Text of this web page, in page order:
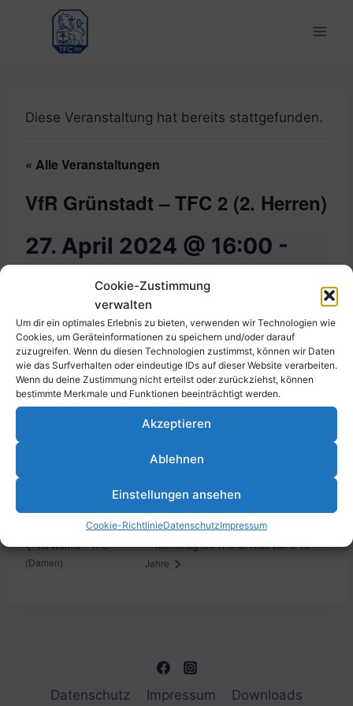
Cookie-Zustimmung
verwalten
Um dir ein optimales Erlebnis zu bieten, verwenden wir Technologien wie
Cookies, um Geräteinformationen zu speichern und/oder darauf
zuzugreifen. Wenn du diesen Technologien zustimmst, können wir Daten
wie das Surfverhalten oder eindeutige IDs auf dieser Website verarbeiten.
Wenn du deine Zustimmung nicht erteilst oder zurückziehst, können
bestimmte Merkmale und Funktionen beeinträchtigt werden.
Akzeptieren
Ablehnen
Einstellungen ansehen
Cookie-RichtlinieDatenschutzImpressum
springen
Diese Veranstaltung hat bereits stattgefunden.
« Alle Veranstaltungen
VfR Grünstadt – TFC 2 (2. Herren)
27. April 2024 @ 16:00 -
Zum Kalender hinzufügen
TG Worms – TFC
(Damen)
Talentetag am TFC für Kids von 3-10
Jahre
Datenschutz Impressum Downloads